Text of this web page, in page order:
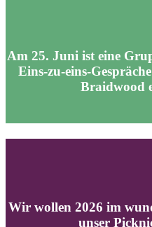
Am 25. Juni ist eine
Eins-zu-eins-
Braidwood
Wir wollen 2026 im
unser